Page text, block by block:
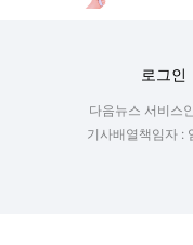
로그인
다음뉴스 서비스
기사배열책임자 :